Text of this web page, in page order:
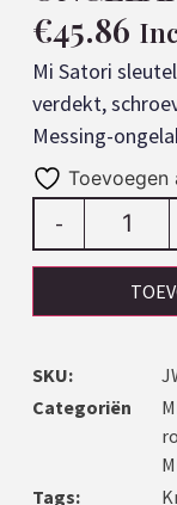
€45.86
Mi Satori
verdekt,
Messing-
Toevoegen
-
SKU:
Categoriën
Tags: